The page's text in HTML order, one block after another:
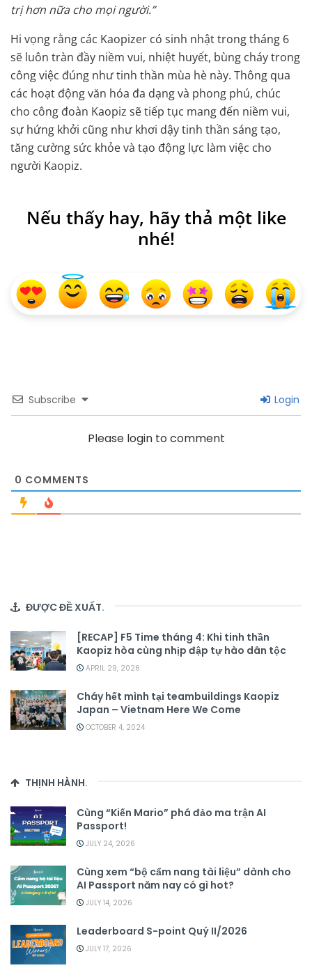
trị hơn nữa cho mọi người.”
Hi vọng rằng các Kaopizer có sinh nhật trong tháng 6
sẽ luôn tràn đầy niềm vui, nhiệt huyết, bùng cháy trong
công việc đúng như tinh thần mùa hè này. Thông qua
các hoạt động văn hóa đa dạng và phong phú, chúc
cho công đoàn Kaopiz sẽ tiếp tục mang đến niềm vui,
sự hứng khởi cũng như khơi dậy tinh thần sáng tạo,
tăng cường sức khỏe và tạo động lực làm việc cho
người Kaopiz.
Nếu thấy hay, hãy thả một like
nhé!
Subscribe Login
Please login to comment
0 COMMENTS
ĐƯỢC ĐỀ XUẤT.
[RECAP] F5 Time tháng 4: Khi tinh thần
Kaopiz hòa cùng nhịp đập tự hào dân tộc
APRIL 29, 2026
Cháy hết mình tại teambuildings Kaopiz
Japan – Vietnam Here We Come
OCTOBER 4, 2024
THỊNH HÀNH.
Cùng “Kiến Mario” phá đảo ma trận AI
Passport!
JULY 24, 2026
Cùng xem “bộ cẩm nang tài liệu” dành cho
AI Passport năm nay có gì hot?
JULY 14, 2026
Leaderboard S-point Quý II/2026
JULY 17, 2026